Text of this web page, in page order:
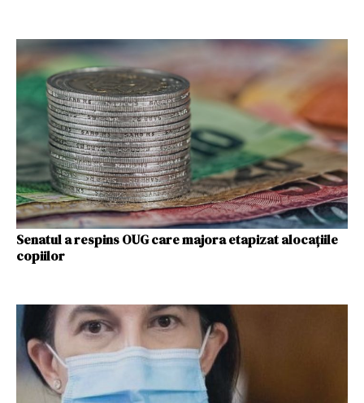
Senatul a respins OUG care majora etapizat alocațiile
copiilor